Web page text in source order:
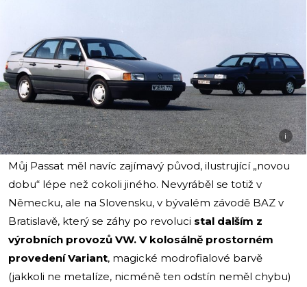
i
Můj Passat měl navíc zajímavý původ, ilustrující „novou
dobu“ lépe než cokoli jiného. Nevyráběl se totiž v
Německu, ale na Slovensku, v bývalém závodě BAZ v
Bratislavě, který se záhy po revoluci stal dalším z
výrobních provozů VW. V kolosálně prostorném
provedení Variant, magické modrofialové barvě
(jakkoli ne metalíze, nicméně ten odstín neměl chybu)